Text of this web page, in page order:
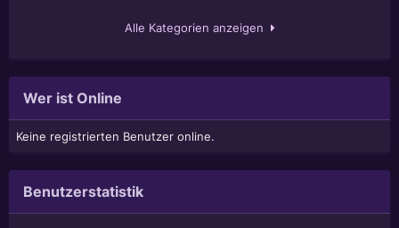
Alle Kategorien anzeigen
Wer ist Online
Keine registrierten Benutzer online.
Benutzerstatistik